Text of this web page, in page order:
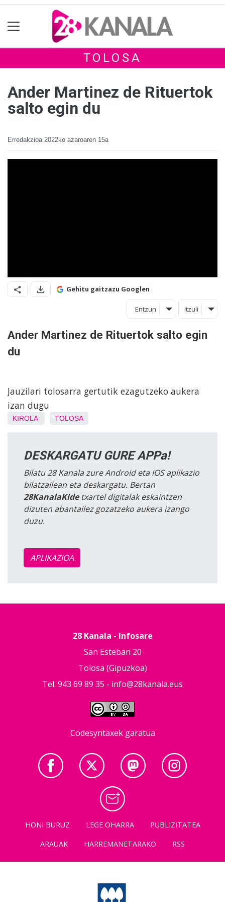
TOLOSA
Ander Martinez de Rituertok
salto egin du
Erredakzioa 2022ko azaroaren 15a
Gehitu gaitzazu Googlen
Entzun Itzuli
Ander Martinez de Rituertok salto egin
du
Jauzilari tolosarra gertutik ezagutzeko aukera
izan dugu
KIROLA TOLOSA
DESKARGATU GURE APPa!
Bilatu 28 Kanala zure Android eta iOS aplikazio
bilatzailean eta deskargatu. Bertan
28KanalaKidetxartel digitalak eskaintzen
dizuten abantailez gozatzeko aukera izango
duzu.
APLIKAZIOA
28 Kanala - Infosare
San Esteban 20
Tolosa (Gipuzkoa)
Tel: 943 69 89 35 - info@28kanala.eus
Codesyntaxek garatua
HONI BURUZ LEGE OHARRA
PUBLIZITATEA
ARAUAK
HARREMANETARAKO RSS